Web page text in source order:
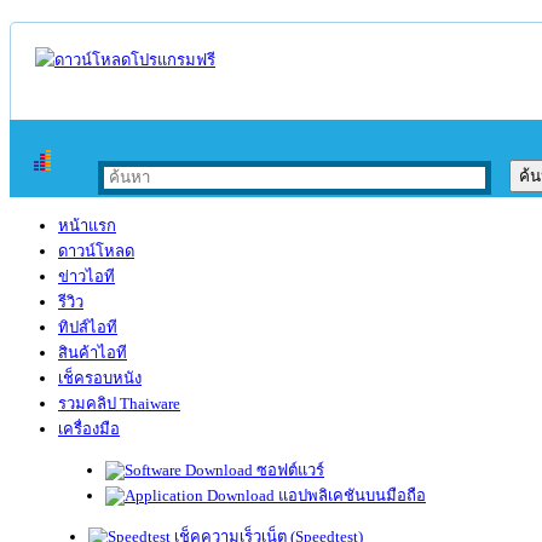
หน้าแรก
ดาวน์โหลด
ข่าวไอที
รีวิว
ทิปส์ไอที
สินค้าไอที
เช็ครอบหนัง
รวมคลิป Thaiware
เครื่องมือ
ซอฟต์แวร์
แอปพลิเคชันบนมือถือ
เช็คความเร็วเน็ต (Speedtest)